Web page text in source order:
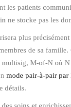
les patients
ne stocke pas les
plus
de sa
M-of-N où N
mode pair-à-pair par
détails.